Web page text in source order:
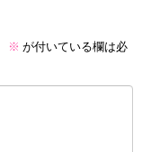
※ が付いている欄は必